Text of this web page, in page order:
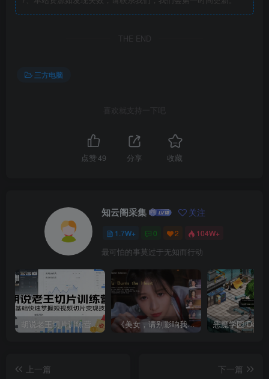
THE END
三方电脑
喜欢就支持一下吧
点赞49 分享 收藏
知云阁采集 关注
1.7W+ 0 2 104W+
最可怕的事莫过于无知而行动
胡说老王切片训练营，零基础快速掌握短视频切片变现技巧 《美女，请别影响我成仙全球版》中文版
上一篇
下一篇